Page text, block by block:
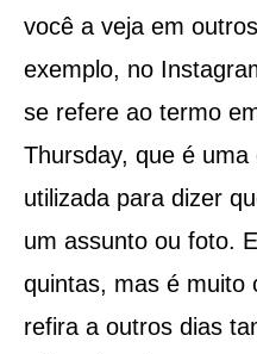
você a veja em
exemplo, no
se refere ao termo
Thursday, que é
utilizada para dizer
um assunto ou foto.
quintas, mas é muito
refira a outros dias